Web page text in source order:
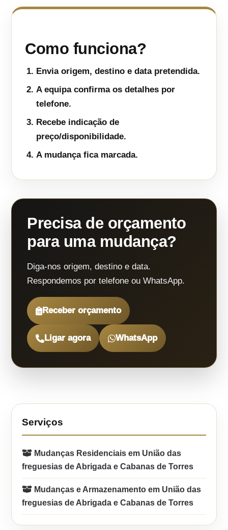
Como funciona?
Envia origem, destino e data pretendida.
A equipa confirma os detalhes por
telefone.
Recebe indicação de
preço/disponibilidade.
A mudança fica marcada.
Precisa de orçamento
para uma mudança?
Diga-nos origem, destino e data.
Respondemos por telefone ou WhatsApp.
Receber orçamento
Ligar agora WhatsApp
Serviços
Mudanças Residenciais em União das
freguesias de Abrigada e Cabanas de Torres
Mudanças e Armazenamento em União das
freguesias de Abrigada e Cabanas de Torres